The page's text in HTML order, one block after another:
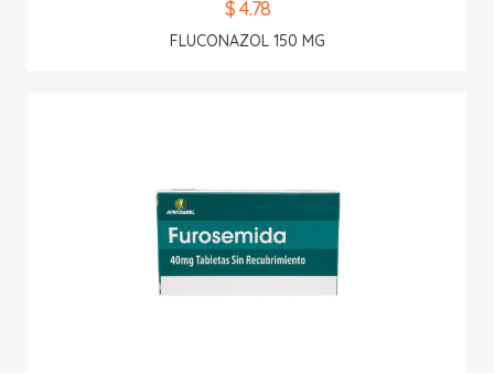
$ 4.78
FLUCONAZOL 150 MG